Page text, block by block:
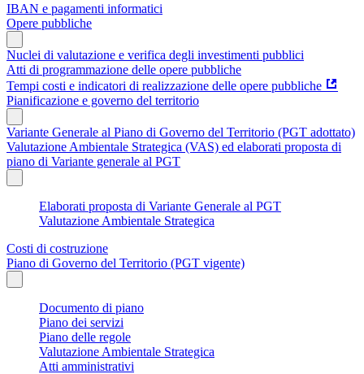
IBAN e pagamenti informatici
Opere pubbliche
Nuclei di valutazione e verifica degli investimenti pubblici
Atti di programmazione delle opere pubbliche
Tempi costi e indicatori di realizzazione delle opere pubbliche
Pianificazione e governo del territorio
Variante Generale al Piano di Governo del Territorio (PGT adottato)
Valutazione Ambientale Strategica (VAS) ed elaborati proposta di
piano di Variante generale al PGT
Elaborati proposta di Variante Generale al PGT
Valutazione Ambientale Strategica
Costi di costruzione
Piano di Governo del Territorio (PGT vigente)
Documento di piano
Piano dei servizi
Piano delle regole
Valutazione Ambientale Strategica
Atti amministrativi